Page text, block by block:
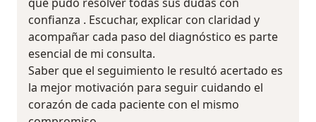
confianza . Escuchar, explicar con claridad y
acompañar cada paso del diagnóstico es parte
esencial de mi consulta.
Saber que el seguimiento le resultó acertado es
la mejor motivación para seguir cuidando el
corazón de cada paciente con el mismo